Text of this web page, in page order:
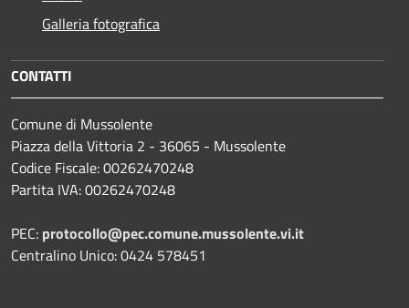
Galleria fotografica
CONTATTI
Comune di Mussolente
Piazza della Vittoria 2 - 36065 - Mussolente
Codice Fiscale: 00262470248
Partita IVA: 00262470248
PEC: protocollo@pec.comune.mussolente.vi.it
Centralino Unico: 0424 578451